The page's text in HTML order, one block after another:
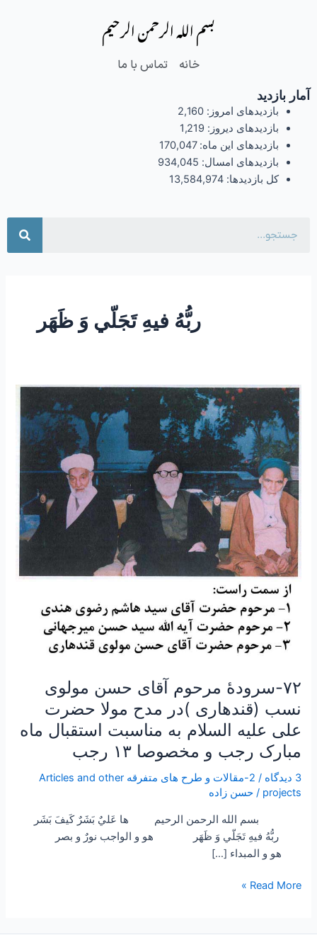
بسم الله الرحمن الرحیم
خانه تماس با ما
آمار بازدید
بازدیدهای امروز: 2,160
بازدیدهای دیروز: 1,219
بازدیدهای این ماه:170,047
بازدیدهای امسال: 934,045
کل بازدیدها: 13,584,974
ربُّهُ فيهِ تَجَلّي وَ ظَهَر
۷۲-سرودۀ مرحوم آقای حسن مولوی
نسب (قندهاری )در مدح مولا حضرت
علی علیه السلام به مناسبت استقبال ماه
مبارک رجب و مخصوصا ۱۳ رجب
3 دیدگاه /
2-مقالات و طرح های متفرقه Articles and other
projects
/حسن زاده
بسم الله الرحمن الرحيم ها عَليٌ بَشَرٌ كَيفَ بَشَر
ربُّهُ فيهِ تَجَلّي وَ ظَهَر هو و الواجب نورٌ و بصر
هو و المبداء […]
۷۲-
سرودۀ
مرحوم
آقای
حسن
مولوی
نسب
(قندهاری
)در
مدح
مولا
حضرت
علی
علیه
السلام
استقبال
مبارک
رجب
و
۱۳
رجب
Read More »